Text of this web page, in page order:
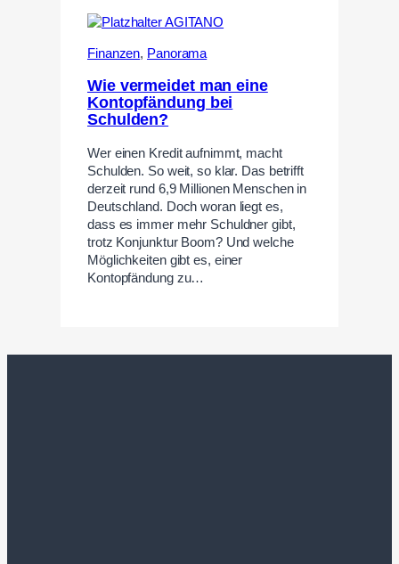
Finanzen, Panorama
Wie vermeidet man eine
Kontopfändung bei
Schulden?
Wer einen Kredit aufnimmt, macht
Schulden. So weit, so klar. Das betrifft
derzeit rund 6,9 Millionen Menschen in
Deutschland. Doch woran liegt es,
dass es immer mehr Schuldner gibt,
trotz Konjunktur Boom? Und welche
Möglichkeiten gibt es, einer
Kontopfändung zu…